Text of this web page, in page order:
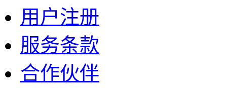
用户注册
服务条款
合作伙伴